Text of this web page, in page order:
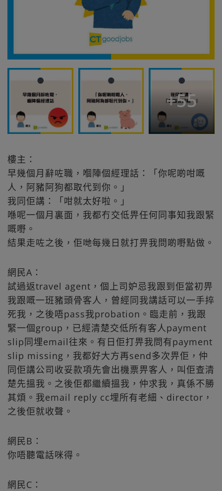
+55
樓主：
早幾個月辭咗職，嗰陣個經理話：「你呢啲咁嘅
人，阿豬阿狗都取代到你。」
我同佢講：「咁就太好啦。」
喺呢一個月裏面，我都冇交低畀任何同事知我跟緊
嘅嘢。
結果走咗之後，佢哋每幾日就打畀我問啲嘢點做。
網民A：
試過返travel agent，個上司妒忌我跟到佢當初畀
我跟嘅一班豬頭骨客人，曾經同我講話可以一手捽
死我，之後唔pass我probation。臨走前，我跟
緊一個group，已經清楚交低所有客人payment
slip同埋email往來。有日佢打畀我問有payment
slip missing，我都好大方再send多次畀佢，仲
同佢講公司收妥款項先會出機票畀客人，叫佢查清
楚先搵我。之後佢都繼續搵我，仲求我，真係不勝
其煩。我email reply cc埋所有老細、director，
之後佢就收聲。
網民B：
你唔聽電話咪得。
網民C：